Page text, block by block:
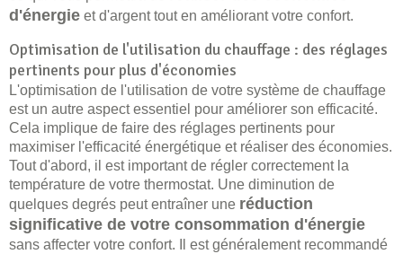
d'énergie et d'argent tout en améliorant votre confort.
Optimisation de l'utilisation du chauffage : des réglages
pertinents pour plus d'économies
L'optimisation de l'utilisation de votre système de chauffage
est un autre aspect essentiel pour améliorer son efficacité.
Cela implique de faire des réglages pertinents pour
maximiser l'efficacité énergétique et réaliser des économies.
Tout d'abord, il est important de régler correctement la
température de votre thermostat. Une diminution de
quelques degrés peut entraîner une réduction
significative de votre consommation d'énergie
sans affecter votre confort. Il est généralement recommandé